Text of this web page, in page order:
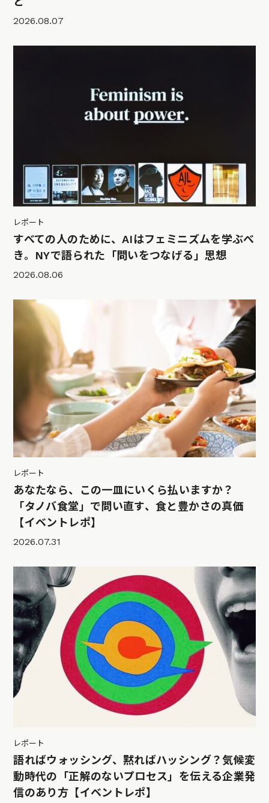
2026.08.07
レポート
すべての人のために、AIはフェミニズムを学ぶべ
き。NYで語られた「問いをつなげる」思想
2026.08.06
レポート
あなたなら、この一皿にいくら払いますか？
「タノバ食堂」で問い直す、食と豊かさの真価
【イベントレポ】
2026.07.31
レポート
語ればウォッシング、黙ればハッシング？気候変
動時代の「正解のないプロセス」を伝える企業発
信のあり方【イベントレポ】